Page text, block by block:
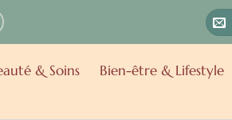
& Soins Bien-être & Lifestyle